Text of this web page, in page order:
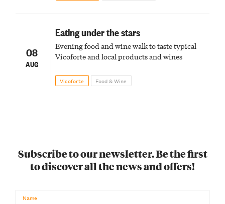
08
AUG
Eating under the stars
Evening food and wine walk to taste typical
Vicoforte and local products and wines
Vicoforte Food & Wine
Subscribe to our newsletter. Be the first
to discover all the news and offers!
Name